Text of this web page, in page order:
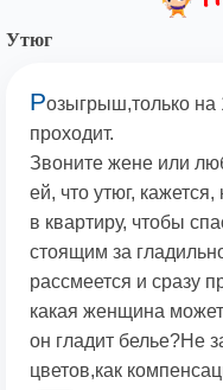
Утюг
Розыгрыш,только на
проходит.
Звоните жене или
ей, что утюг,
в квартиру, чтобы
стоящим за
рассмеется и сразу
какая женщина
он гладит белье?Не
цветов,как